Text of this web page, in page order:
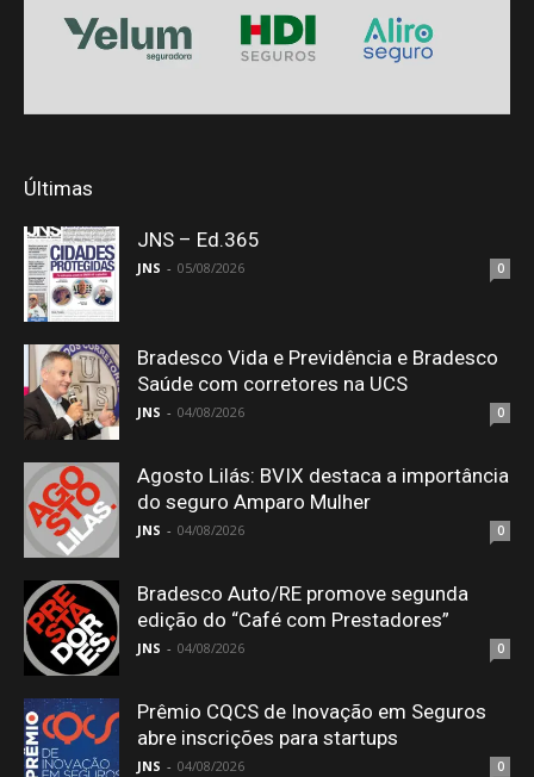
Últimas
JNS – Ed.365
JNS - 05/08/2026 0
Bradesco Vida e Previdência e Bradesco
Saúde com corretores na UCS
JNS - 04/08/2026 0
Agosto Lilás: BVIX destaca a importância
do seguro Amparo Mulher
JNS - 04/08/2026 0
Bradesco Auto/RE promove segunda
edição do “Café com Prestadores”
JNS - 04/08/2026 0
Prêmio CQCS de Inovação em Seguros
abre inscrições para startups
JNS - 04/08/2026 0